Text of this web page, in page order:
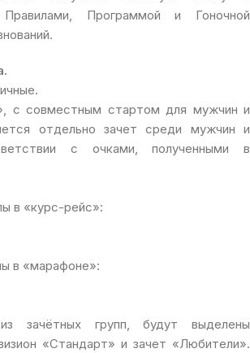
Программой и Гоночной
с совместным стартом для мужчин и
отдельно зачет среди мужчин и
с очками, полученными в
в «курс-рейс»:
в «марафоне»:
зачётных групп, будут выделены
«Стандарт» и зачет «Любители».